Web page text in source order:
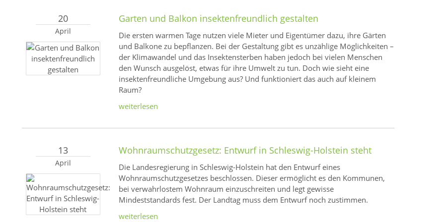
20
April
Garten und Balkon insektenfreundlich gestalten
Die ersten warmen Tage nutzen viele Mieter und Eigentümer dazu, ihre Gärten
und Balkone zu bepflanzen. Bei der Gestaltung gibt es unzählige Möglichkeiten –
der Klimawandel und das Insektensterben haben jedoch bei vielen Menschen
den Wunsch ausgelöst, etwas für ihre Umwelt zu tun. Doch wie sieht eine
insektenfreundliche Umgebung aus? Und funktioniert das auch auf kleinem
Raum?
weiterlesen
13
April
Wohnraumschutzgesetz: Entwurf in Schleswig-Holstein steht
Die Landesregierung in Schleswig-Holstein hat den Entwurf eines
Wohnraumschutzgesetzes beschlossen. Dieser ermöglicht es den Kommunen,
bei verwahrlostem Wohnraum einzuschreiten und legt gewisse
Mindeststandards fest. Der Landtag muss dem Entwurf noch zustimmen.
weiterlesen